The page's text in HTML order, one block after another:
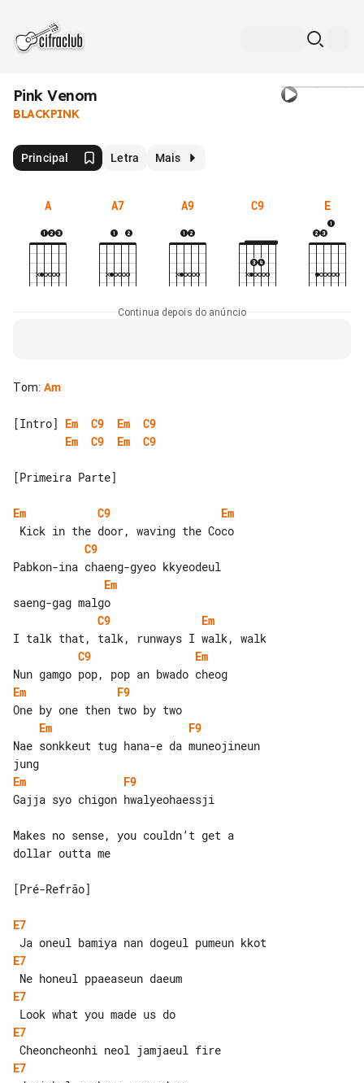
Pink Venom
BLACKPINK
Principal Letra Mais
A A7 A9 C9 E
Continua depois do anúncio
Tom: Am
[Intro] Em C9 Em
C9
Em
C9 Em C9
[Primeira Parte]
Em C9
Em
C9
Em
C9
Em
C9
Em
Em
F9
Em
F9
Nae sonkkeut tug hana-e da muneojineun
Em
F9
Gajja syo chigon hwalyeohaessji
Makes no sense, you couldn’t get a
dollar outta me
[Pré-Refrão]
E7
E7
E7
E7
E7